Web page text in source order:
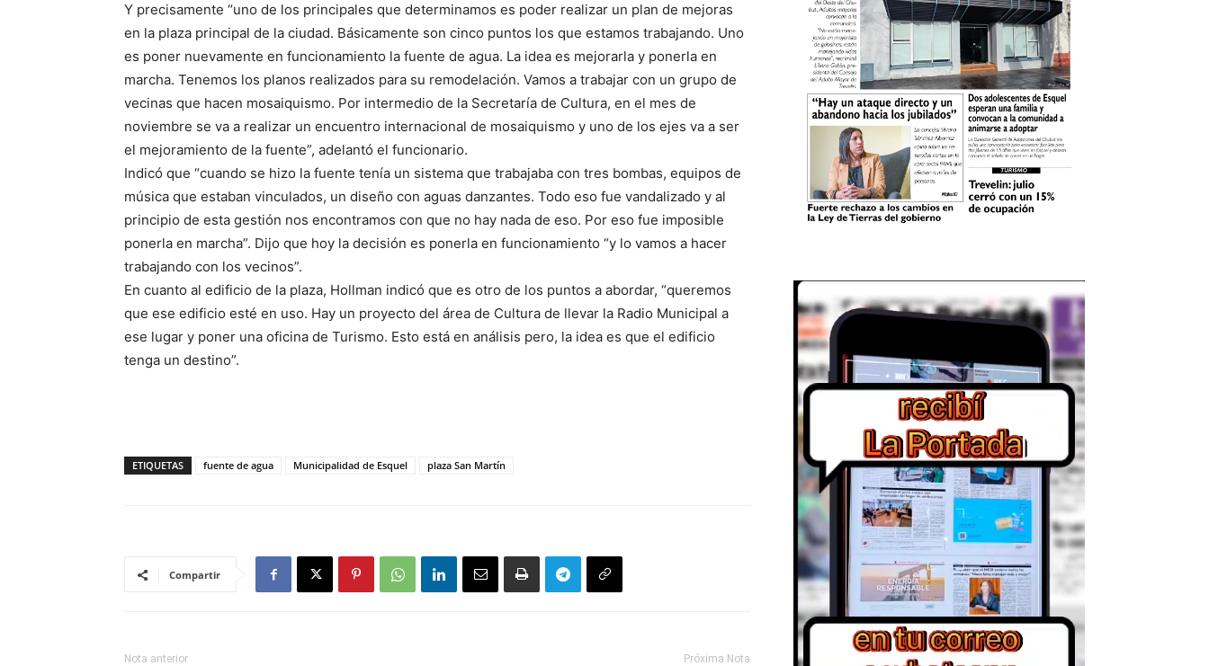
Y precisamente “uno de los principales que determinamos es poder realizar un plan de mejoras
en la plaza principal de la ciudad. Básicamente son cinco puntos los que estamos trabajando. Uno
es poner nuevamente en funcionamiento la fuente de agua. La idea es mejorarla y ponerla en
marcha. Tenemos los planos realizados para su remodelación. Vamos a trabajar con un grupo de
vecinas que hacen mosaiquismo. Por intermedio de la Secretaría de Cultura, en el mes de
noviembre se va a realizar un encuentro internacional de mosaiquismo y uno de los ejes va a ser
el mejoramiento de la fuente”, adelantó el funcionario.
Indicó que “cuando se hizo la fuente tenía un sistema que trabajaba con tres bombas, equipos de
música que estaban vinculados, un diseño con aguas danzantes. Todo eso fue vandalizado y al
principio de esta gestión nos encontramos con que no hay nada de eso. Por eso fue imposible
ponerla en marcha”. Dijo que hoy la decisión es ponerla en funcionamiento “y lo vamos a hacer
trabajando con los vecinos”.
En cuanto al edificio de la plaza, Hollman indicó que es otro de los puntos a abordar, “queremos
que ese edificio esté en uso. Hay un proyecto del área de Cultura de llevar la Radio Municipal a
ese lugar y poner una oficina de Turismo. Esto está en análisis pero, la idea es que el edificio
tenga un destino”.
ETIQUETAS fuente de agua Municipalidad de Esquel plaza San Martín
Compartir
Nota anterior Próxima Nota